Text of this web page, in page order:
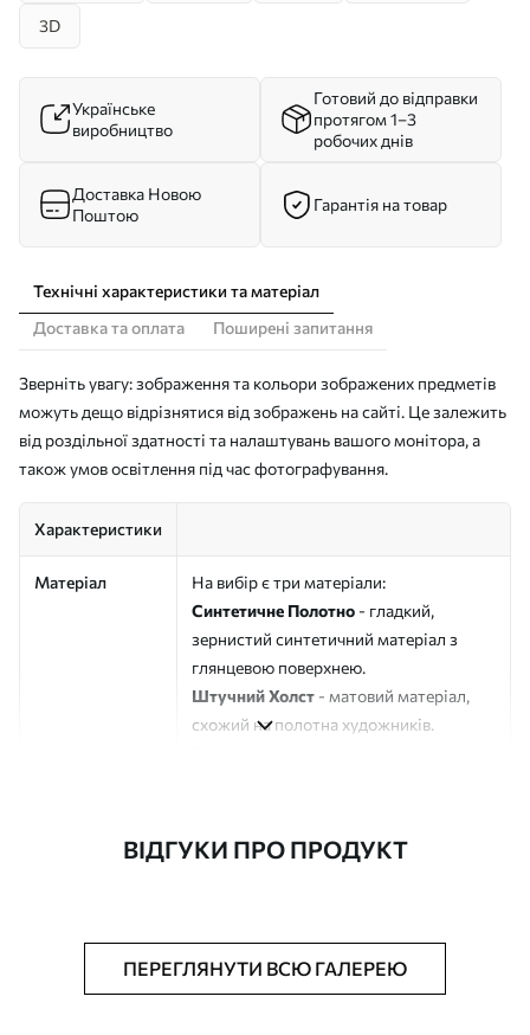
3D
Українське
виробництво
Готовий до відправки
протягом 1–3
робочих днів
Доставка Новою
Поштою
Гарантія на товар
Технічні характеристики та матеріал
Доставка та оплата
Поширені запитання
Зверніть увагу: зображення та кольори зображених предметів
можуть дещо відрізнятися від зображень на сайті. Це залежить
від роздільної здатності та налаштувань вашого монітора, а
також умов освітлення під час фотографування.
Характеристики
Матеріал
На вибір є три матеріали:
Синтетичне Полотно - гладкий,
зернистий синтетичний матеріал з
глянцевою поверхнею.
Штучний Холст - матовий матеріал,
схожий на полотна художників.
Додатково Можна додати лакове покриття.
ВІДГУКИ ПРО ПРОДУКТ
ПЕРЕГЛЯНУТИ ВСЮ ГАЛЕРЕЮ